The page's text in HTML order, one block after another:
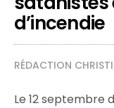
d’incendie
RÉDACTION
Le 12 septembre